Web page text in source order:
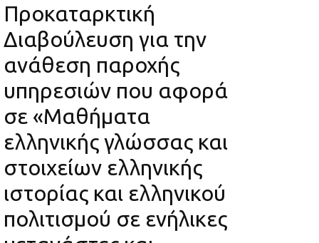
Προκαταρκτική
Διαβούλευση για την
ανάθεση παροχής
υπηρεσιών που αφορά
σε «Μαθήματα
ελληνικής γλώσσας και
στοιχείων ελληνικής
ιστορίας και ελληνικού
πολιτισμού σε ενήλικες